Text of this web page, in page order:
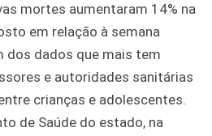
mortes aumentaram 14% na
em relação à semana
dos dados que mais tem
e autoridades sanitárias
crianças e adolescentes.
de Saúde do estado, na